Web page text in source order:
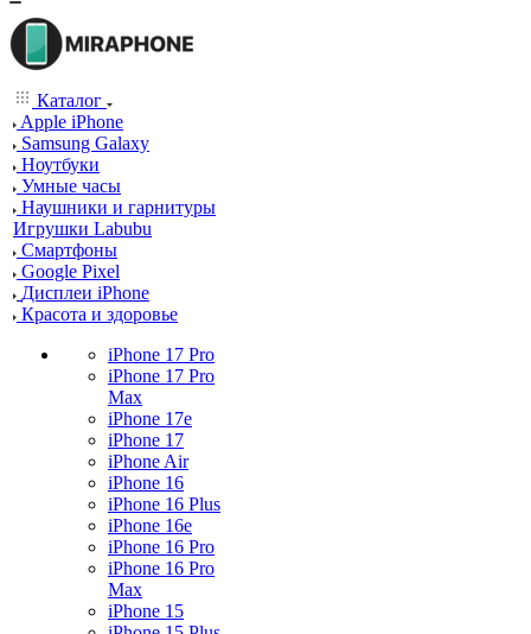
Каталог
Apple iPhone
Samsung Galaxy
Ноутбуки
Умные часы
Наушники и гарнитуры
Игрушки Labubu
Смартфоны
Google Pixel
Дисплеи iPhone
Красота и здоровье
iPhone 17 Pro
iPhone 17 Pro
Max
iPhone 17e
iPhone 17
iPhone Air
iPhone 16
iPhone 16 Plus
iPhone 16e
iPhone 16 Pro
iPhone 16 Pro
Max
iPhone 15